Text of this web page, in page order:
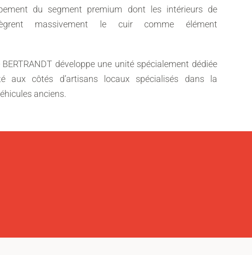
du segment premium dont les intérieurs de
massivement le cuir comme élément
développe une unité spécialement dédiée
aux côtés d’artisans locaux spécialisés dans la
anciens.